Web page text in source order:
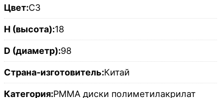
Цвет:C3
H (высота):18
D (диаметр):98
Страна-изготовитель:Китай
Категория:PMMA диски полиметилакрилат